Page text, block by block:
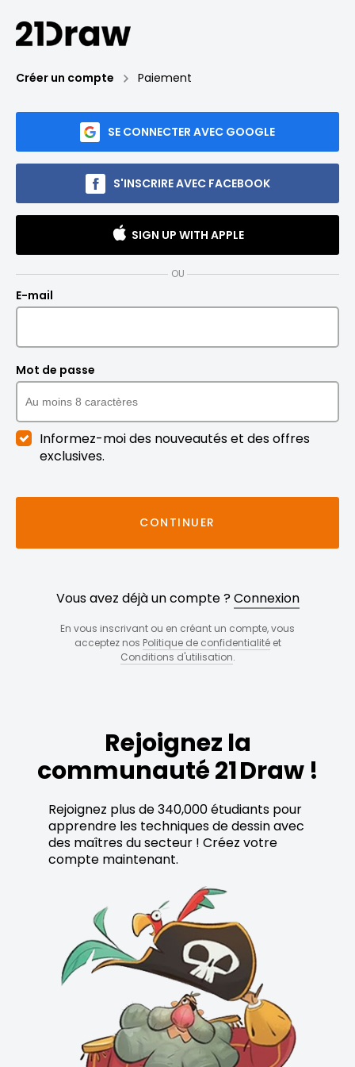
Créer un compte Paiement
SE CONNECTER AVEC GOOGLE
S'INSCRIRE AVEC FACEBOOK
SIGN UP WITH APPLE
OU
E-mail
Mot de passe
Informez-moi des nouveautés et des offres
exclusives.
CONTINUER
Vous avez déjà un compte ?Connexion
En vous inscrivant ou en créant un compte, vous
acceptez nos Politique de confidentialitéet
Conditions d'utilisation.
Rejoignez la
communauté 21 Draw !
Rejoignez plus de 340,000 étudiants pour
apprendre les techniques de dessin avec
des maîtres du secteur ! Créez votre
compte maintenant.